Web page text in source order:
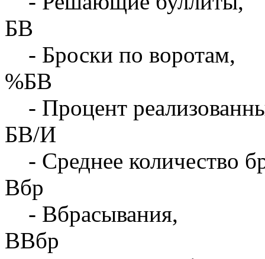
БВ
- Броски по воротам,
%БВ
- Процент
БВ/И
- Среднее количество
Вбр
- Вбрасывания,
ВВбр